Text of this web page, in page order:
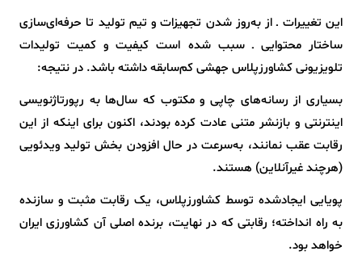
این تغییرات ـ از به‌روز شدن تجهیزات و تیم تولید تا حرفه‌ای‌سازی
ساختار محتوایی ـ سبب شده است کیفیت و کمیت تولیدات
تلویزیونی کشاورزپلاس جهشی کم‌سابقه داشته باشد. در نتیجه:
بسیاری از رسانه‌های چاپی و مکتوب که سال‌ها به رپورتاژنویسی
اینترنتی و بازنشر متنی عادت کرده بودند، اکنون برای اینکه از این
رقابت عقب نمانند، به‌سرعت در حال افزودن بخش تولید ویدئویی
(هرچند غیرآنلاین) هستند.
پویایی ایجادشده توسط کشاورزپلاس، یک رقابت مثبت و سازنده
به راه انداخته؛ رقابتی که در نهایت، برنده اصلی آن کشاورزی ایران
خواهد بود.